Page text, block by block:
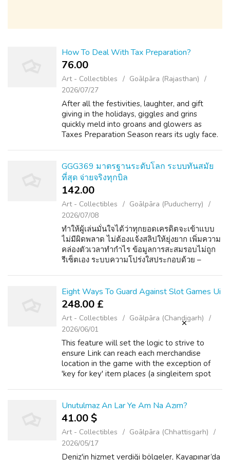
How To Deal With Tax Preparation?
76.00 ₹
Art - Collectibles
Goālpāra (Rajasthan)
2026/07/27
After all the festivities, laughter, and gift
giving in the holidays, giggles and grins
quickly meld into groans and glowers as
Taxes Preparation Season rears its ugly face.
GGG369 มาตรฐานระดับโลก ระบบทันสมัย
ที่สุด จ่ายจริงทุกบิล
142.00 ₹
Art - Collectibles
Goālpāra (Puducherry)
2026/07/08
ทำให้ผู้เล่นมั่นใจได้ว่าทุกยอดเครดิตจะเข้าแบบ
ไม่มีผิดพลาด ไม่ต้องแจ้งสลิปให้ยุ่งยาก เพิ่มความ
คล่องตัวเวลาทำกำไร ข้อมูลการสะสมรอบไม่ถูก
รีเซ็ตเอง ระบบความโปร่งใสประกอบด้วย –
Eight Ways To Guard Against Slot Games Ui
248.00 £
Art - Collectibles
Goālpāra (Chandigarh)
2026/06/01
This feature will set the logic to strive to
ensure Link can reach each merchandise
location in the game with the exception of
'key for key' item places (a singleitem spot
q=https://slotscasino.us.org/) ...
Unutulmaz An Lar Ye Am Na Azım?
41.00 $
Art - Collectibles
Goālpāra (Chhattisgarh)
2026/05/17
Deniz'in hizmet verdiği bölgeler, Kayapınar’da